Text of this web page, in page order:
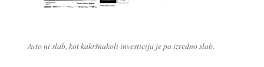
Avto ni slab, kot kakršnakoli investicija je pa izredno slab.